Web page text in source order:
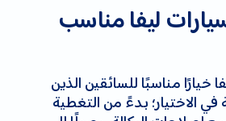
ليفا مناسب
خيارًا مناسبًا للسائقين الذين
الاختيار؛ بدءً من التغطية